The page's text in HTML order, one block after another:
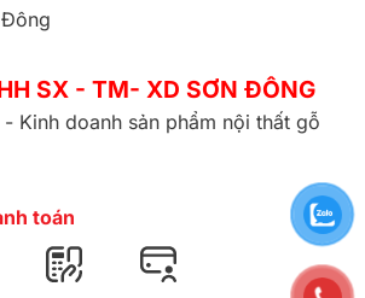
SX - TM- XD SƠN ĐÔNG
Kinh doanh sản phẩm nội thất gỗ
toán